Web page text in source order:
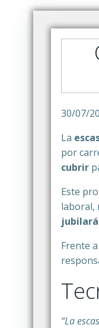
30/07/
La
por
cubrir
Este
laboral,
Frente
“La